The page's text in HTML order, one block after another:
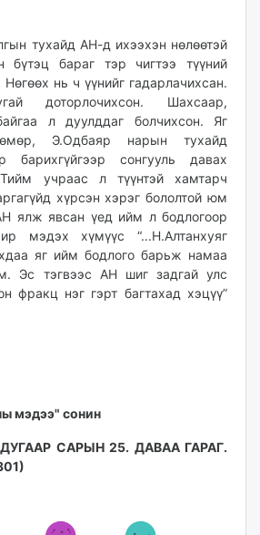
тухайд АН-д ихээхэн нөлөөтэй
бүтэц бараг тэр чигтээ түүний
нь ч үүнийг гадарлачихсан.
доторлочихсон. Шахсаар,
л дуулддаг болчихсон. Яг
Э.Одбаяр нарын тухайд
барихгүйгээр сонгууль давах
учраас л түүнтэй хамтарч
хүрсэн хэрэг бололтой юм
ялж явсан үед ийм л бодлогоор
мэдэх хүмүүс “...Н.Алтанхуяг
яг ийм бодлого барьж намаа
Эс тэгвээс АН шиг задгай улс
фракц нэг гэрт багтахад хэцүү”
мэдээ" сонин
САРЫН 25. ДАВАА ГАРАГ.